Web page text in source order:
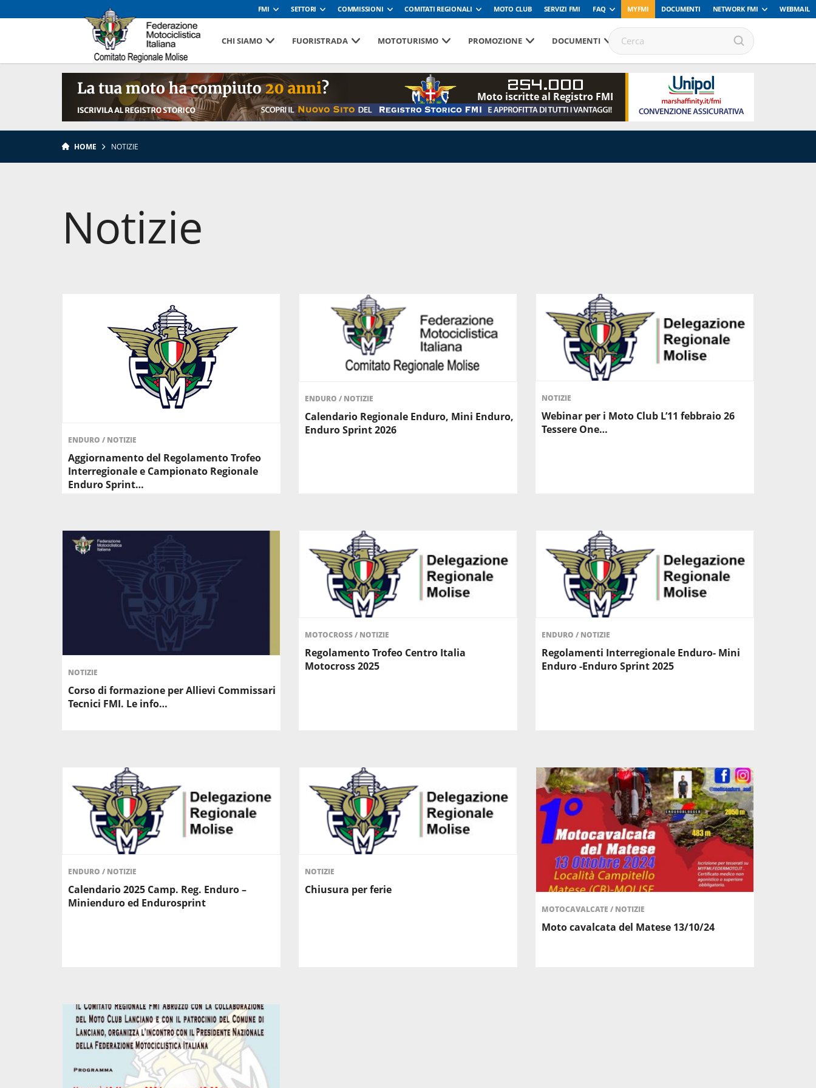
FMI SETTORI COMMISSIONI COMITATI REGIONALI MOTO CLUB SERVIZI FMI FAQ MYFMI DOCUMENTI NETWORK FMI WEBMAIL
CHI SIAMO FUORISTRADA MOTOTURISMO PROMOZIONE DOCUMENTI
254.000
Moto iscritte al Registro FMI
HOME NOTIZIE
Notizie
ENDURO / NOTIZIE
Aggiornamento del Regolamento Trofeo
Interregionale e Campionato Regionale
Enduro Sprint…
ENDURO / NOTIZIE
Calendario Regionale Enduro, Mini Enduro,
Enduro Sprint 2026
NOTIZIE
Webinar per i Moto Club L’11 febbraio 26
Tessere One…
NOTIZIE
Corso di formazione per Allievi Commissari
Tecnici FMI. Le info…
MOTOCROSS/ NOTIZIE
Regolamento Trofeo Centro Italia
Motocross 2025
ENDURO / NOTIZIE
Regolamenti Interregionale Enduro- Mini
Enduro -Enduro Sprint 2025
ENDURO / NOTIZIE
Calendario 2025 Camp. Reg. Enduro –
Minienduro ed Endurosprint
NOTIZIE
Chiusura per ferie
MOTOCAVALCATE / NOTIZIE
Moto cavalcata del Matese 13/10/24